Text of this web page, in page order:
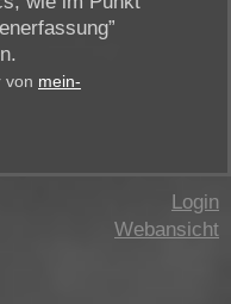
von mein-
Login
Webansicht